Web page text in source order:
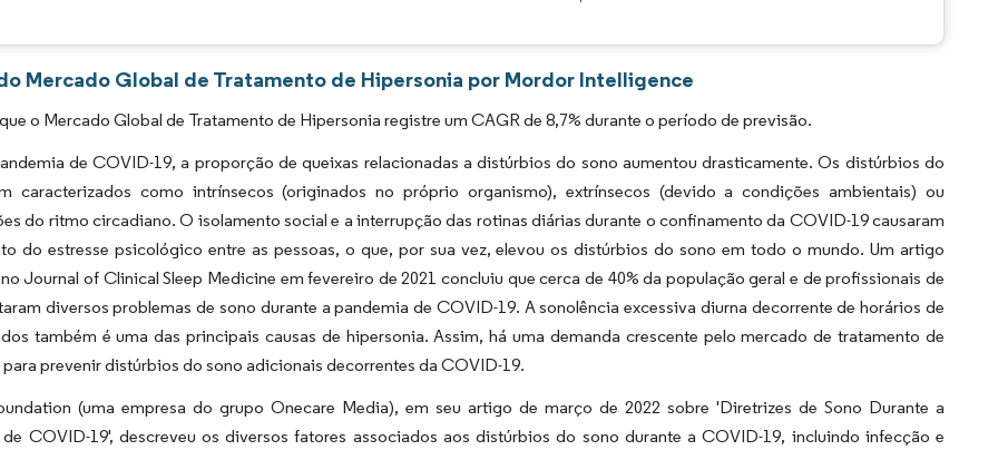
Mercado Global de Tratamento de Hipersonia por Mordor Intelligence
o Mercado Global de Tratamento de Hipersonia registre um CAGR de 8,7% durante o período de previsão.
de COVID-19, a proporção de queixas relacionadas a distúrbios do sono aumentou drasticamente. Os distúrbios do
caracterizados como intrínsecos (originados no próprio organismo), extrínsecos (devido a condições ambientais) ou
do ritmo circadiano. O isolamento social e a interrupção das rotinas diárias durante o confinamento da COVID-19 causaram
do estresse psicológico entre as pessoas, o que, por sua vez, elevou os distúrbios do sono em todo o mundo. Um artigo
Journal of Clinical Sleep Medicine em fevereiro de 2021 concluiu que cerca de 40% da população geral e de profissionais de
diversos problemas de sono durante a pandemia de COVID-19. A sonolência excessiva diurna decorrente de horários de
também é uma das principais causas de hipersonia. Assim, há uma demanda crescente pelo mercado de tratamento de
prevenir distúrbios do sono adicionais decorrentes da COVID-19.
(uma empresa do grupo Onecare Media), em seu artigo de março de 2022 sobre 'Diretrizes de Sono Durante a
de COVID-19', descreveu os diversos fatores associados aos distúrbios do sono durante a COVID-19, incluindo infecção e